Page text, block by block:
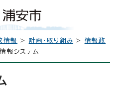
情報 > 計画・取り組み > 情報政
報システム